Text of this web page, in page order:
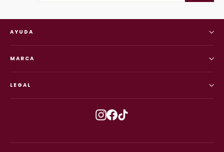
AYUDA
MARCA
LEGAL
Instagram
Facebook